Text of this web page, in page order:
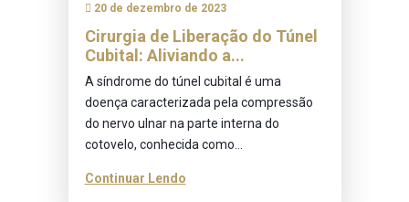
20 de dezembro de 2023
Cirurgia de Liberação do Túnel
Cubital: Aliviando a...
A síndrome do túnel cubital é uma
doença caracterizada pela compressão
do nervo ulnar na parte interna do
cotovelo, conhecida como...
Continuar Lendo